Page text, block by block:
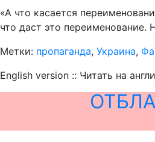
«А что касается
что даст это
Метки: пропаганда, Украина,
English version :: Читать на